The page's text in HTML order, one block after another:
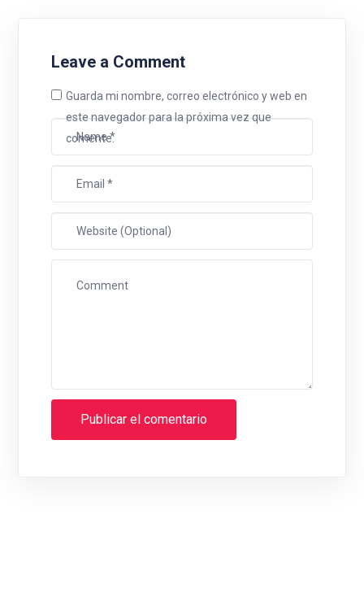
Leave a Comment
Guarda mi nombre, correo electrónico y web en
este navegador para la próxima vez que
comente.